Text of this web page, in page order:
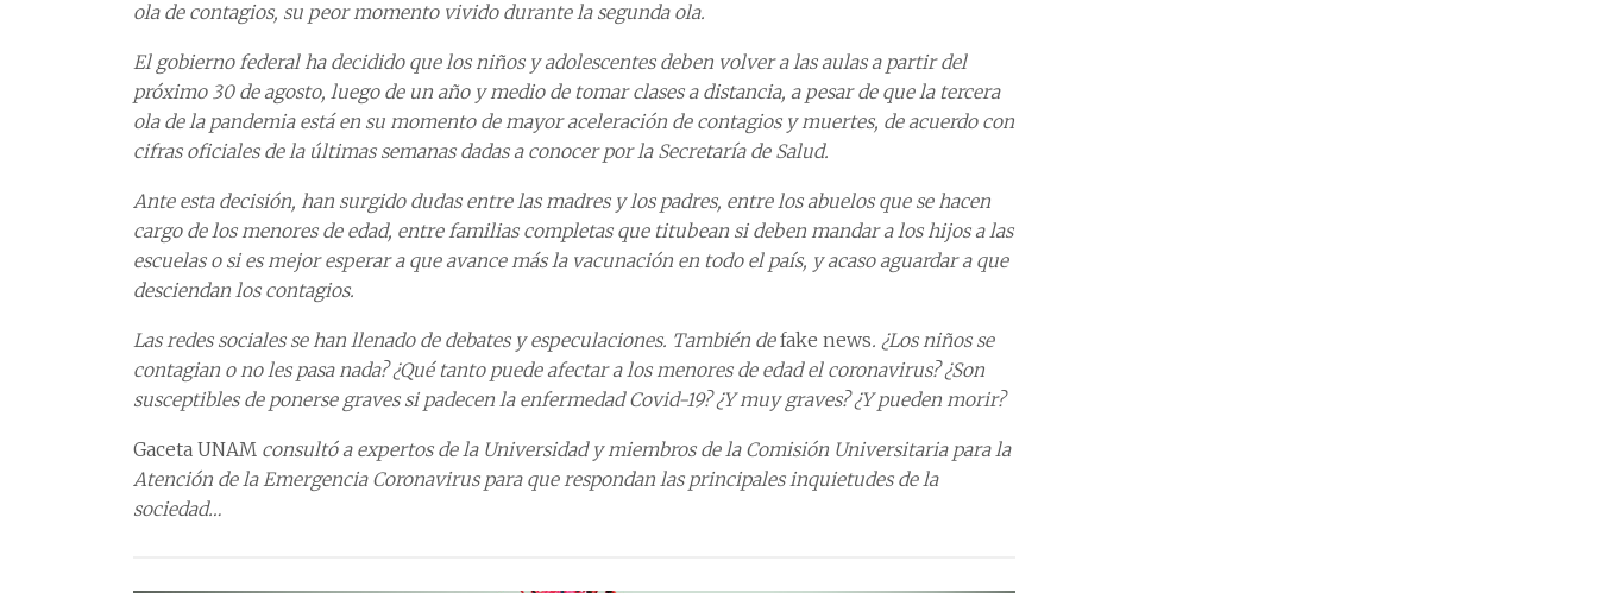
ola de contagios, su peor momento vivido durante la segunda ola.
El gobierno federal ha decidido que los niños y adolescentes deben volver a las aulas a partir del
próximo 30 de agosto, luego de un año y medio de tomar clases a distancia, a pesar de que la tercera
ola de la pandemia está en su momento de mayor aceleración de contagios y muertes, de acuerdo con
cifras oficiales de la últimas semanas dadas a conocer por la Secretaría de Salud.
Ante esta decisión, han surgido dudas entre las madres y los padres, entre los abuelos que se hacen
cargo de los menores de edad, entre familias completas que titubean si deben mandar a los hijos a las
escuelas o si es mejor esperar a que avance más la vacunación en todo el país, y acaso aguardar a que
desciendan los contagios.
Las redes sociales se han llenado de debates y especulaciones. También defake news. ¿Los niños se
contagian o no les pasa nada? ¿Qué tanto puede afectar a los menores de edad el coronavirus? ¿Son
susceptibles de ponerse graves si padecen la enfermedad Covid-19? ¿Y muy graves? ¿Y pueden morir?
Gaceta UNAM consultó a expertos de la Universidad y miembros de la Comisión Universitaria para la
Atención de la Emergencia Coronavirus para que respondan las principales inquietudes de la
sociedad…